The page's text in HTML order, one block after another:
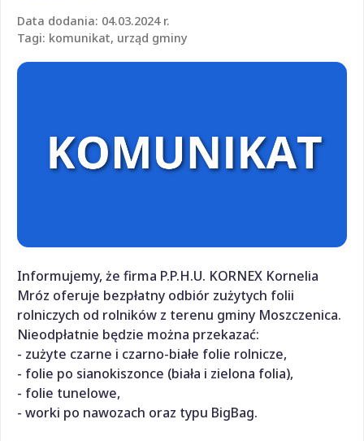
Data dodania: 04.03.2024 r.
Tagi: komunikat, urząd gminy
Informujemy, że firma P.P.H.U. KORNEX Kornelia
Mróz oferuje bezpłatny odbiór zużytych folii
rolniczych od rolników z terenu gminy Moszczenica.
Nieodpłatnie będzie można przekazać:
- zużyte czarne i czarno-białe folie rolnicze,
- folie po sianokiszonce (biała i zielona folia),
- folie tunelowe,
- worki po nawozach oraz typu BigBag.